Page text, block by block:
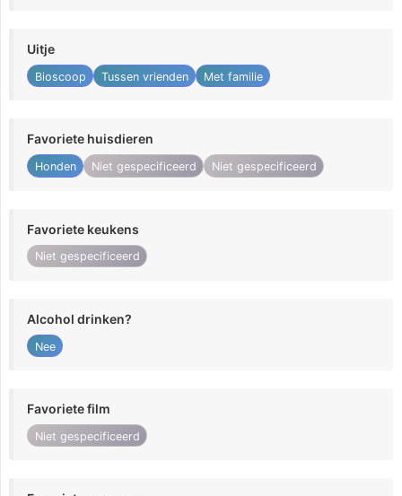
Uitje
Bioscoop Tussen vrienden Met familie
Favoriete huisdieren
Honden Niet gespecificeerd Niet gespecificeerd
Favoriete keukens
Niet gespecificeerd
Alcohol drinken?
Nee
Favoriete film
Niet gespecificeerd